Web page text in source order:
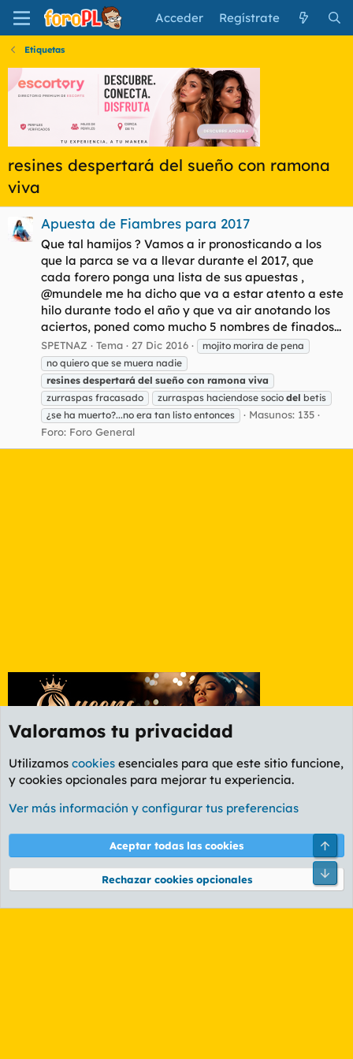
Acceder Regístrate
Etiquetas
resines despertará del sueño con ramona
viva
Apuesta de Fiambres para 2017
Que tal hamijos ? Vamos a ir pronosticando a los
que la parca se va a llevar durante el 2017, que
cada forero ponga una lista de sus apuestas ,
@mundele me ha dicho que va a estar atento a este
hilo durante todo el año y que va air anotando los
aciertos, poned como mucho 5 nombres de finados...
SPETNAZ Tema 27 Dic 2016
mojito morira de pena
no quiero que se muera nadie
resines despertará del sueño con ramona viva
zurraspas fracasado
zurraspas haciendose socio del betis
¿se ha muerto?...no era tan listo entonces
Masunos: 135
Foro: Foro General
Etiquetas
Cookies
PL OLDSTYLE AMARILLO
Términos y reglas Política de privacidad Ayuda
Community platform by XenForo® © 2010-2026 XenForo Ltd.
Valoramos tu privacidad
Utilizamos cookies esenciales para que este sitio funcione,
y cookies opcionales para mejorar tu experiencia.
Ver más información y configurar tus preferencias
Aceptar todas las cookies
Rechazar cookies opcionales
Pie